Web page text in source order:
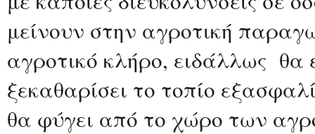
μείνουν στην αγροτική
αγροτικό κλήρο, ειδάλλως θα
ξεκαθαρίσει το τοπίο
θα φύγει από το χώρο των